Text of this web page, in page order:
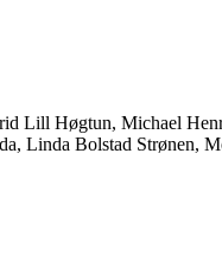
Lill Høgtun, Michael
Linda Bolstad Strønen,